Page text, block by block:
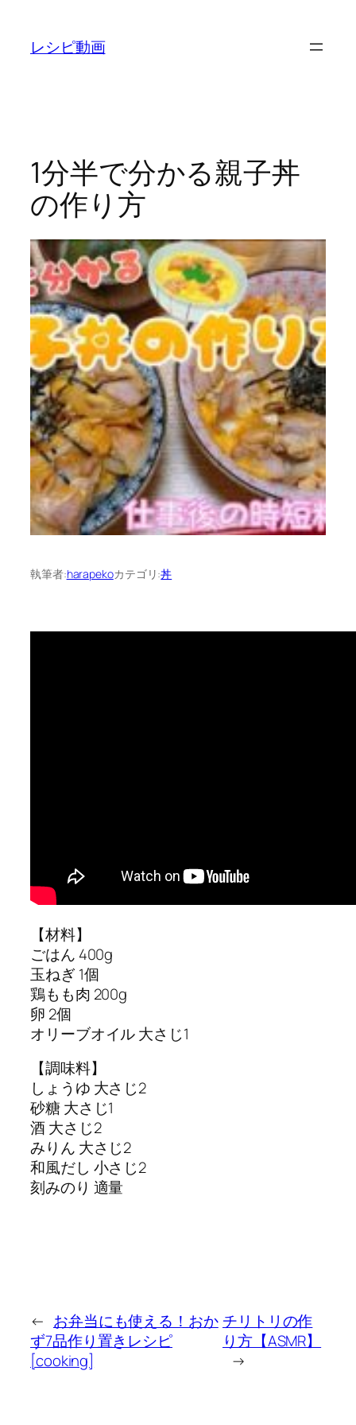
レシピ動画
1分半で分かる親子丼
の作り方
執筆者:harapekoカテゴリ:丼
【材料】
ごはん 400g
玉ねぎ 1個
鶏もも肉 200g
卵 2個
オリーブオイル 大さじ1
【調味料】
しょうゆ 大さじ2
砂糖 大さじ1
酒 大さじ2
みりん 大さじ2
和風だし 小さじ2
刻みのり 適量
← お弁当にも使える！おか
ず7品作り置きレシピ
[cooking]
チリトリの作
り方【ASMR】
→